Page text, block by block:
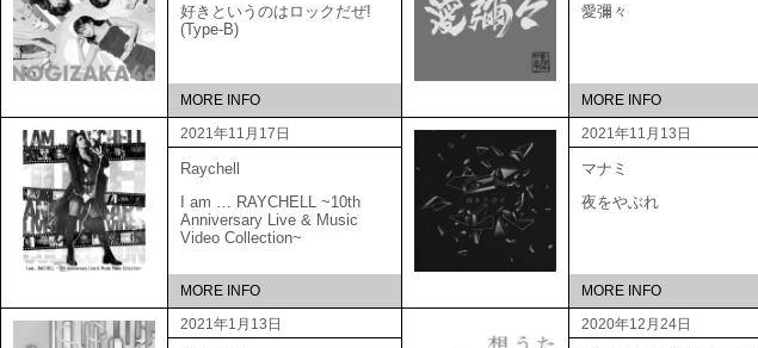
好きというのはロックだぜ!
(Type-B)
MORE INFO
愛彌々
MORE INFO
2021年11月17日
Raychell
I am … RAYCHELL ~10th
Anniversary Live & Music
Video Collection~
MORE INFO
2021年11月13日
マナミ
夜をやぶれ
MORE INFO
2021年1月13日
2020年12月24日